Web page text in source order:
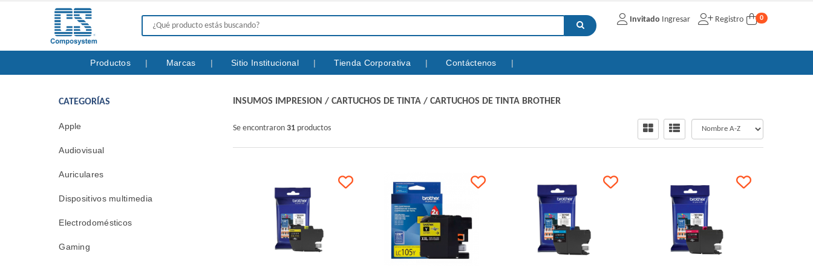
Invitado Ingresar Registro 0
Productos Marcas Sitio Institucional Tienda Corporativa Contáctenos
CATEGORÍAS
Apple
Audiovisual
Auriculares
Dispositivos multimedia
Electrodomésticos
Gaming
INSUMOS IMPRESION / CARTUCHOS DE TINTA/ CARTUCHOS DE TINTA BROTHER
Se encontraron 31 productos